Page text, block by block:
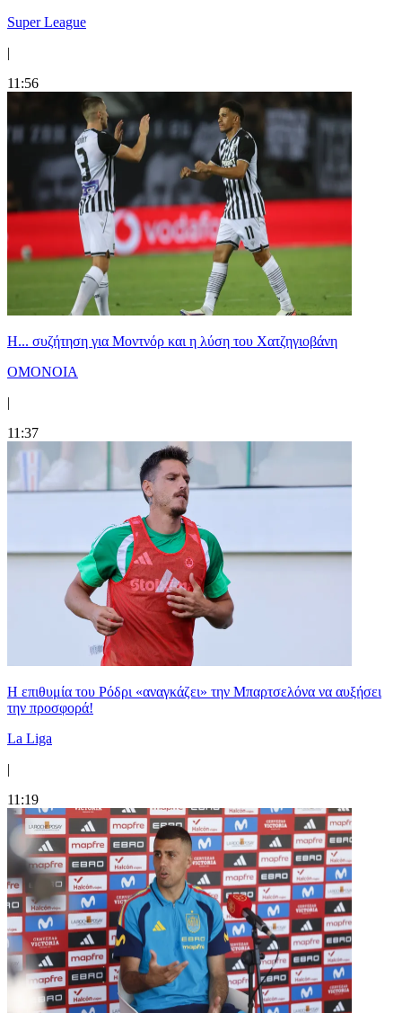
Super League
|
11:56
Η... συζήτηση για Μοντνόρ και η λύση του Χατζηγιοβάνη
ΟΜΟΝΟΙΑ
|
11:37
Η επιθυμία του Ρόδρι «αναγκάζει» την Μπαρτσελόνα να αυξήσει
την προσφορά!
La Liga
|
11:19